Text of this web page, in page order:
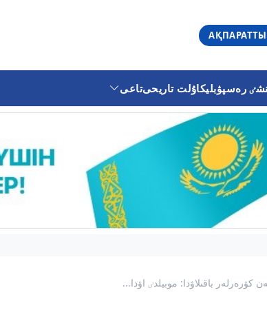
رەسپۋبليكاۇلت تاريحىتاعى
كۋرەرلەر باقىلاۋدا: موبيلدٸ اۋدا...